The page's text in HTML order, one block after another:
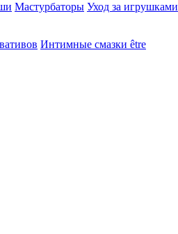
Мастурбаторы Уход за игрушками
Интимные смазки être